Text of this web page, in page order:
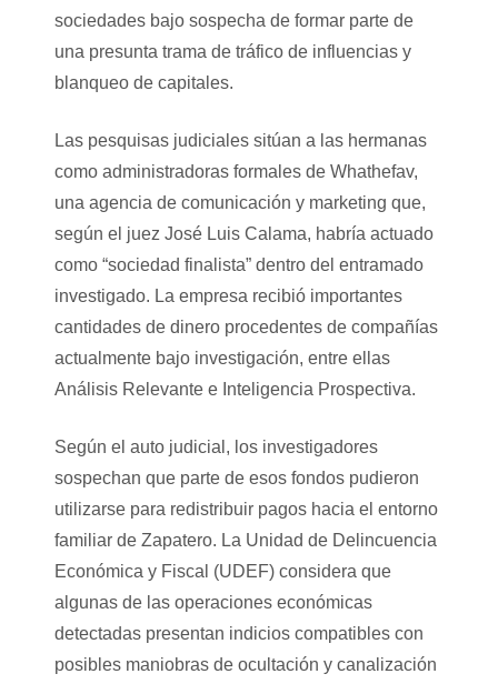
sociedades bajo sospecha de formar parte de
una presunta trama de tráfico de influencias y
blanqueo de capitales.
Las pesquisas judiciales sitúan a las hermanas
como administradoras formales de Whathefav,
una agencia de comunicación y marketing que,
según el juez José Luis Calama, habría actuado
como “sociedad finalista” dentro del entramado
investigado. La empresa recibió importantes
cantidades de dinero procedentes de compañías
actualmente bajo investigación, entre ellas
Análisis Relevante e Inteligencia Prospectiva.
Según el auto judicial, los investigadores
sospechan que parte de esos fondos pudieron
utilizarse para redistribuir pagos hacia el entorno
familiar de Zapatero. La Unidad de Delincuencia
Económica y Fiscal (UDEF) considera que
algunas de las operaciones económicas
detectadas presentan indicios compatibles con
posibles maniobras de ocultación y canalización